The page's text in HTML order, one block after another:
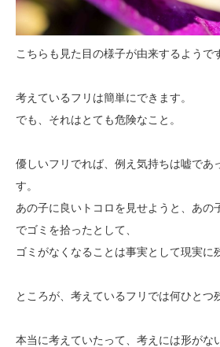
こちらも見た目の様子が由来するようで
考えているフリは簡単にできます。
でも、それはとても危険なこと。
優しいフリでれば、例え気持ちは嘘であ
す。
あの子に良いトコロを見せようと、あの
でゴミを拾ったとして、
ゴミがなくなることは事実として現実に
ところが、考えているフリでは何ひとつ
本当に考えていたって、考えには形がな